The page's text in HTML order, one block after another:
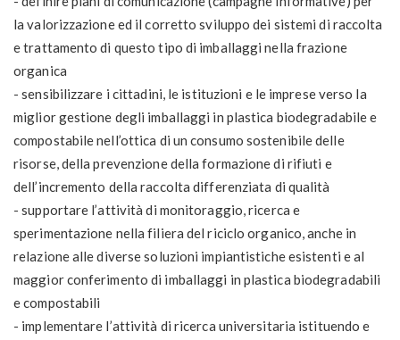
la valorizzazione ed il corretto sviluppo dei sistemi di raccolta
e trattamento di questo tipo di imballaggi nella frazione
organica
- sensibilizzare i cittadini, le istituzioni e le imprese verso la
miglior gestione degli imballaggi in plastica biodegradabile e
compostabile nell’ottica di un consumo sostenibile delle
risorse, della prevenzione della formazione di rifiuti e
dell’incremento della raccolta differenziata di qualità
- supportare l’attività di monitoraggio, ricerca e
sperimentazione nella filiera del riciclo organico, anche in
relazione alle diverse soluzioni impiantistiche esistenti e al
maggior conferimento di imballaggi in plastica biodegradabili
e compostabili
- implementare l’attività di ricerca universitaria istituendo e